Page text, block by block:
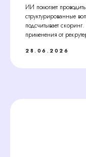
ИИ помогает
структурированные
подсчитывает
применения от
28.06.2026